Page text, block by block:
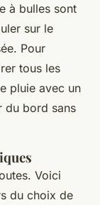
à bulles sont
sur le
Pour
tous les
pluie avec un
du bord sans
Voici
du choix de